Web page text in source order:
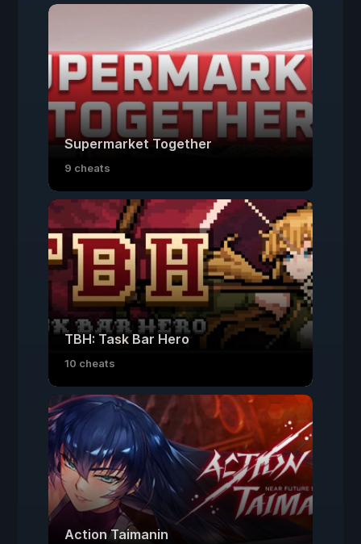
Supermarket Together
9 cheats
TBH: Task Bar Hero
10 cheats
Action Taimanin